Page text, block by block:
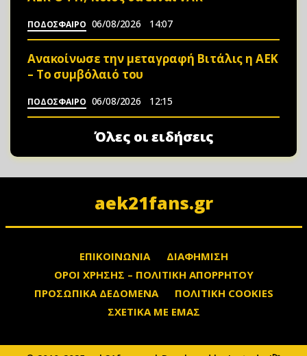
ΠΟΔΟΣΦΑΙΡΟ 06/08/2026 14:07
Ανακοίνωσε την μεταγραφή Βιτάλις η ΑΕΚ
– Το συμβόλαιό του
ΠΟΔΟΣΦΑΙΡΟ 06/08/2026 12:15
Όλες οι ειδήσεις
aek21fans.gr
ΕΠΙΚΟΙΝΩΝΙΑ
ΔΙΑΦΗΜΙΣΗ
ΟΡΟΙ ΧΡΗΣΗΣ – ΠΟΛΙΤΙΚΗ ΑΠΟΡΡΗΤΟΥ
ΠΡΟΣΩΠΙΚΑ ΔΕΔΟΜΕΝΑ
ΠΟΛΙΤΙΚΗ COOKIES
ΣΧΕΤΙΚΑ ΜΕ ΕΜΑΣ